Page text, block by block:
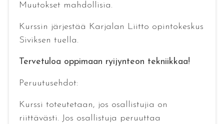
Muutokset mahdollisia.
Kurssin järjestää Karjalan Liitto opintokeskus
Siviksen tuella.
Tervetuloa oppimaan ryijynteon tekniikkaa!
Peruutusehdot:
Kurssi toteutetaan, jos osallistujia on
riittävästi. Jos osallistuja peruuttaa